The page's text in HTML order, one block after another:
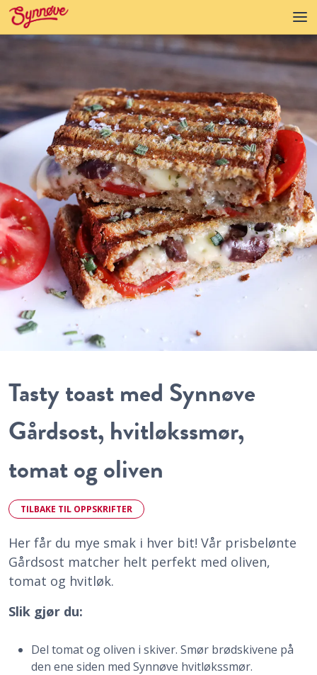
Tasty toast med Synnøve
Gårdsost, hvitløkssmør,
tomat og oliven
TILBAKE TIL OPPSKRIFTER
Her får du mye smak i hver bit! Vår prisbelønte
Gårdsost matcher helt perfekt med oliven,
tomat og hvitløk.
Slik gjør du:
Del tomat og oliven i skiver. Smør brødskivene på
den ene siden med Synnøve hvitløkssmør.